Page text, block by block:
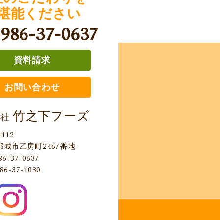
能ください
37-0637
資料請求
お問い合わせ
竹之下フーズ
城市乙房町2467番地
37-0637
37-1030